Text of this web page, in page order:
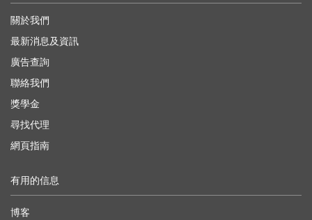
關於我們
最新消息及資訊
廣告查詢
聯絡我們
獎學金
尋找代理
網頁指南
有用的信息
博客